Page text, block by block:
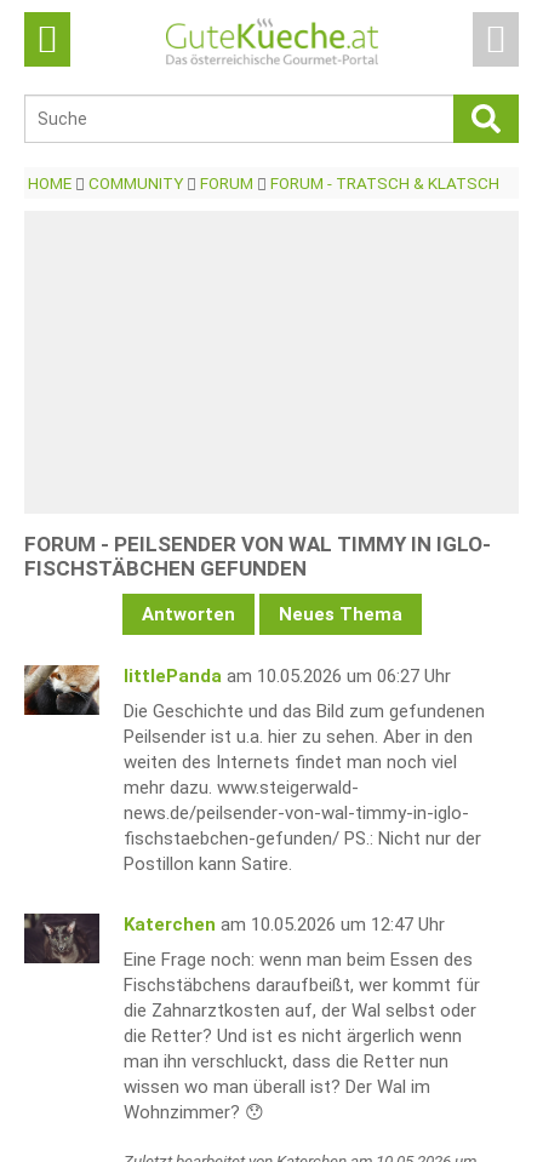
HOME COMMUNITY FORUM FORUM - TRATSCH & KLATSCH
FORUM - PEILSENDER VON WAL TIMMY IN IGLO-
FISCHSTÄBCHEN GEFUNDEN
Antworten Neues Thema
littlePanda am 10.05.2026 um 06:27 Uhr
Die Geschichte und das Bild zum gefundenen
Peilsender ist u.a. hier zu sehen. Aber in den
weiten des Internets findet man noch viel
mehr dazu. www.steigerwald-
news.de/peilsender-von-wal-timmy-in-iglo-
fischstaebchen-gefunden/ PS.: Nicht nur der
Postillon kann Satire.
Katerchen am 10.05.2026 um 12:47 Uhr
Eine Frage noch: wenn man beim Essen des
Fischstäbchens daraufbeißt, wer kommt für
die Zahnarztkosten auf, der Wal selbst oder
die Retter? Und ist es nicht ärgerlich wenn
man ihn verschluckt, dass die Retter nun
wissen wo man überall ist? Der Wal im
Wohnzimmer? 😯